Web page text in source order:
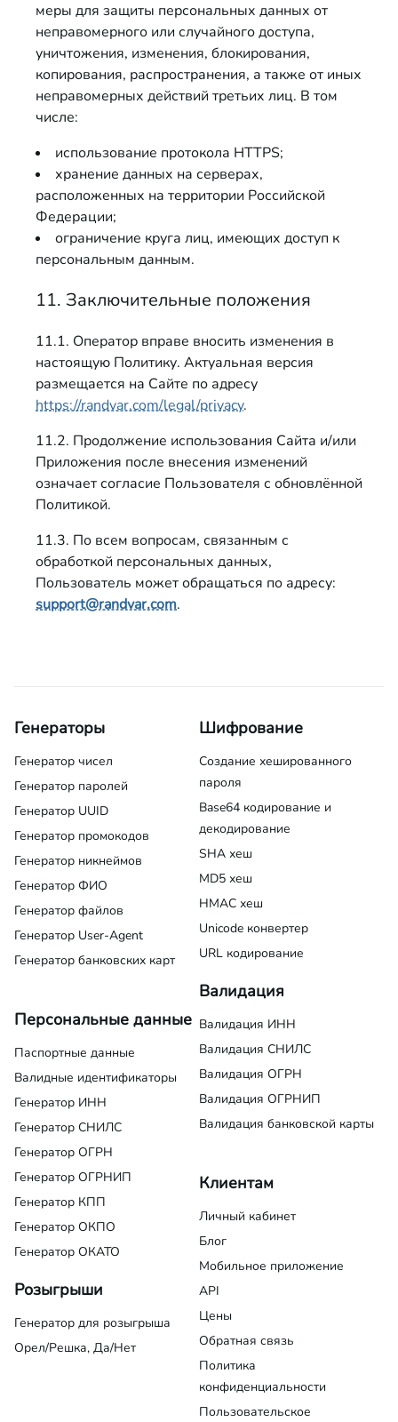
меры для защиты персональных данных от
неправомерного или случайного доступа,
уничтожения, изменения, блокирования,
копирования, распространения, а также от иных
неправомерных действий третьих лиц. В том
числе:
использование протокола HTTPS;
хранение данных на серверах,
расположенных на территории Российской
Федерации;
ограничение круга лиц, имеющих доступ к
персональным данным.
11. Заключительные положения
11.1. Оператор вправе вносить изменения в
настоящую Политику. Актуальная версия
размещается на Сайте по адресу
https://randvar.com/legal/privacy.
11.2. Продолжение использования Сайта и/или
Приложения после внесения изменений
означает согласие Пользователя с обновлённой
Политикой.
11.3. По всем вопросам, связанным с
обработкой персональных данных,
Пользователь может обращаться по адресу:
support@randvar.com.
Генераторы
Генератор чисел
Генератор паролей
Генератор UUID
Генератор промокодов
Генератор никнеймов
Генератор ФИО
Генератор файлов
Генератор User-Agent
Генератор банковских карт
Персональные данные
Паспортные данные
Валидные идентификаторы
Генератор ИНН
Генератор СНИЛС
Генератор ОГРН
Генератор ОГРНИП
Генератор КПП
Генератор ОКПО
Генератор ОКАТО
Розыгрыши
Генератор для розыгрыша
Орел/Решка, Да/Нет
Шифрование
Создание хешированного
пароля
Base64 кодирование и
декодирование
SHA хеш
MD5 хеш
HMAC хеш
Unicode конвертер
URL кодирование
Валидация
Валидация ИНН
Валидация СНИЛС
Валидация ОГРН
Валидация ОГРНИП
Валидация банковской карты
Клиентам
Личный кабинет
Блог
Мобильное приложение
API
Цены
Обратная связь
Политика
конфиденциальности
Пользовательское